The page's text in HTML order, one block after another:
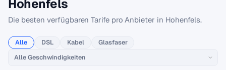
Hohenfels
Die besten verfügbaren Tarife pro Anbieter in Hohenfels.
Alle DSL Kabel Glasfaser